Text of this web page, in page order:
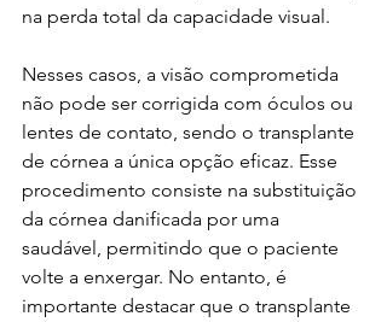
na perda total da capacidade visual.
Nesses casos, a visão comprometida
não pode ser corrigida com óculos ou
lentes de contato, sendo o transplante
de córnea a única opção eficaz. Esse
procedimento consiste na substituição
da córnea danificada por uma
saudável, permitindo que o paciente
volte a enxergar. No entanto, é
importante destacar que o transplante